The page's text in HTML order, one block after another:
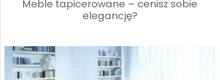
Meble tapicerowane – cenisz sobie
elegancję?